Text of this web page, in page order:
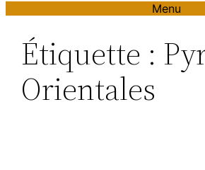
Menu
Étiquette :
Orientales